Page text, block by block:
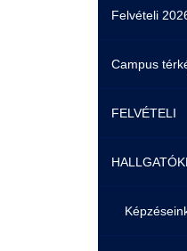
Videók
Felvételi
Campus
FELVÉTELI
Pontozási